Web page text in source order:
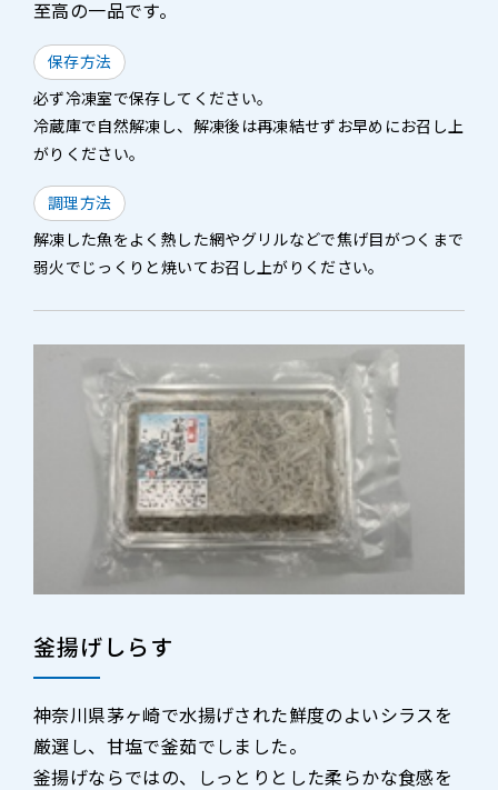
至高の一品です。
保存方法
必ず冷凍室で保存してください。
冷蔵庫で自然解凍し、解凍後は再凍結せずお早めにお召し上
がりください。
調理方法
解凍した魚をよく熱した網やグリルなどで焦げ目がつくまで
弱火でじっくりと焼いてお召し上がりください。
釜揚げしらす
神奈川県茅ヶ崎で水揚げされた鮮度のよいシラスを
厳選し、甘塩で釜茹でしました。
釜揚げならではの、しっとりとした柔らかな食感を